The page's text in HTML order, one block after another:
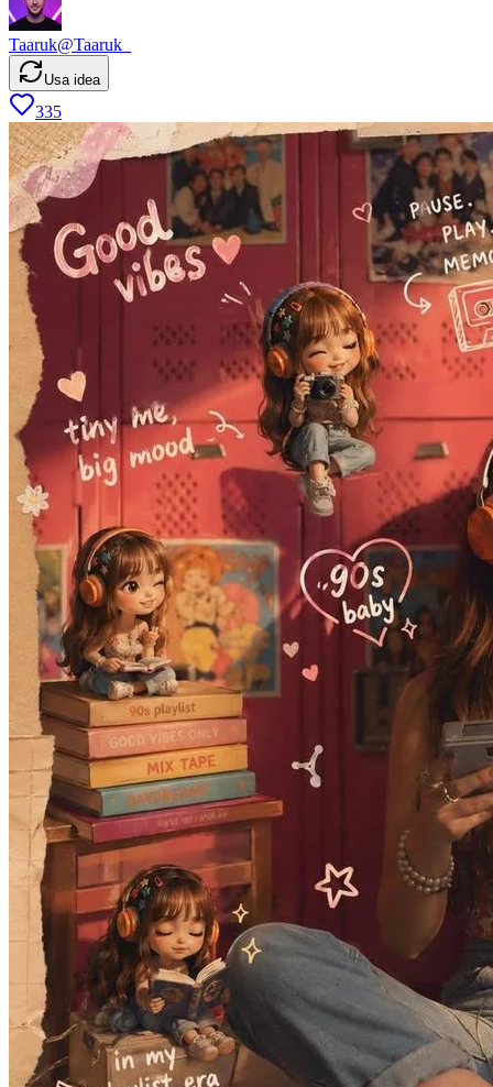
Taaruk@Taaruk_
Usa idea
335